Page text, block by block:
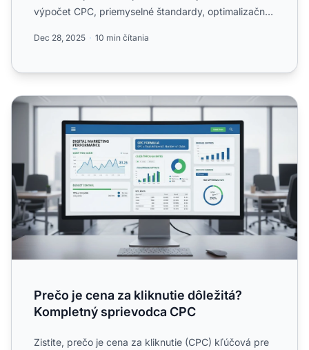
výpočet CPC, priemyselné štandardy, optimalizačné
Dec 28, 2025 10 min čítania
Prečo je cena za kliknutie dôležitá? Kompletný
Prečo je cena za kliknutie dôležitá?
Kompletný sprievodca CPC
Zistite, prečo je cena za kliknutie (CPC) kľúčová pre